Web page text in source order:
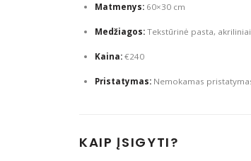
Matmenys:60×30 cm
Medžiagos:Tekstūrinė pasta, akriliniai
Kaina:€240
Pristatymas:Nemokamas
KAIP ĮSIGYTI?